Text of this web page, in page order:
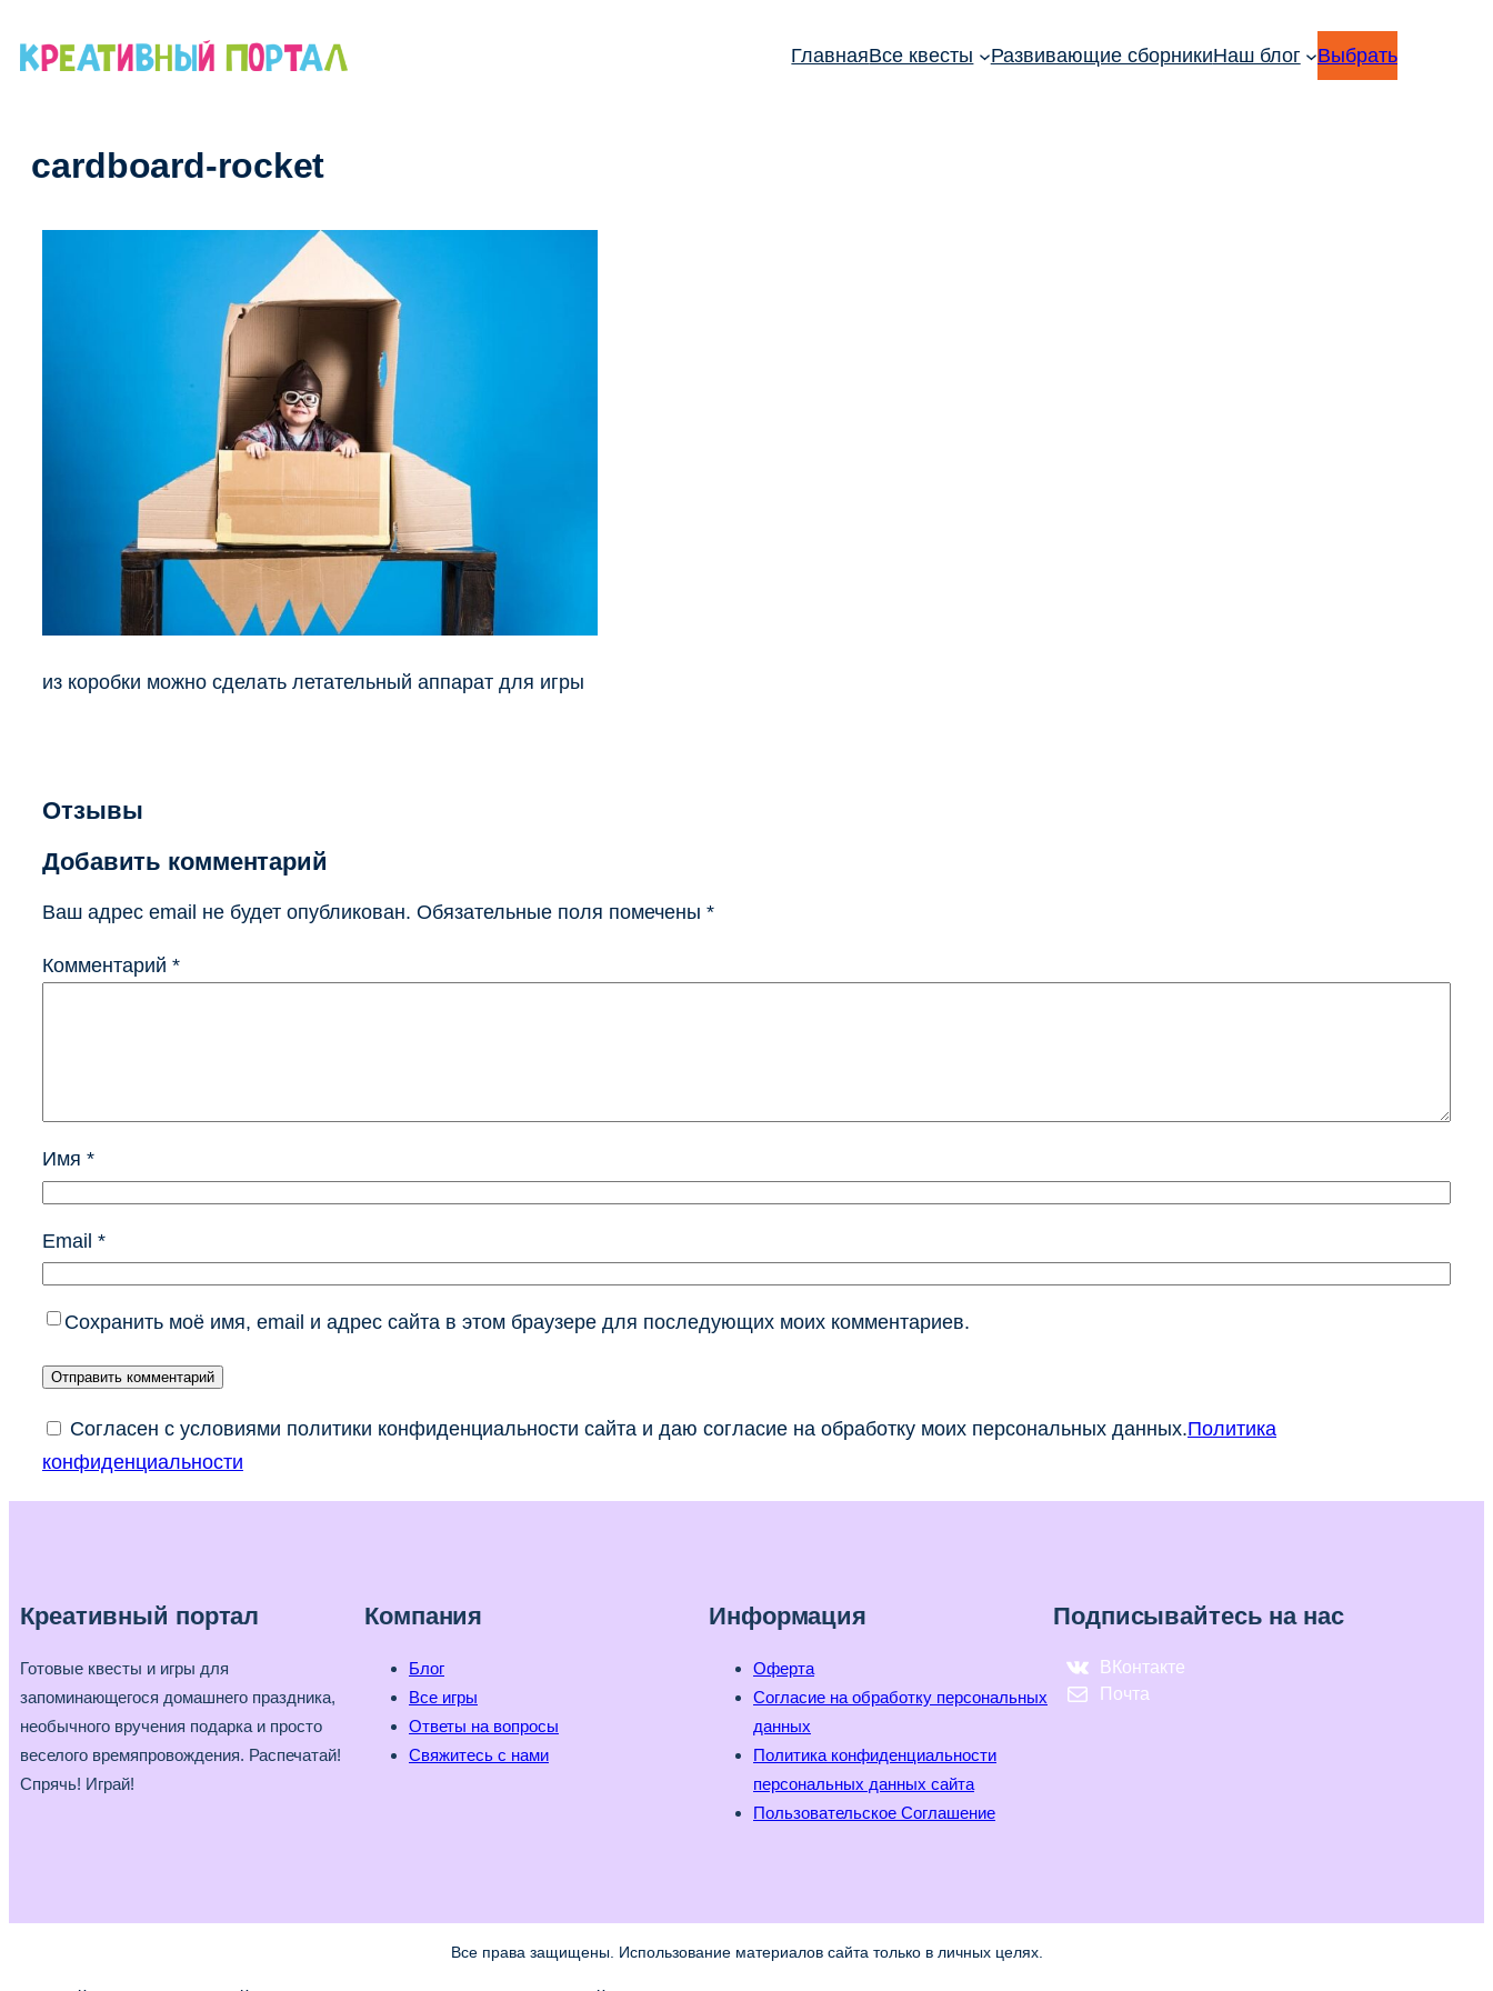
ГлавнаяВсе квесты Развивающие сборникиНаш блог Выбрать
cardboard-rocket
из коробки можно сделать летательный аппарат для игры
Отзывы
Добавить комментарий
Ваш адрес email не будет опубликован. Обязательные поля помечены *
Комментарий *
Имя *
Email *
Сохранить моё имя, email и адрес сайта в этом браузере для последующих моих комментариев.
Согласен с условиями политики конфиденциальности сайта и даю согласие на обработку моих персональных данных.Политика
конфиденциальности
Креативный портал
Готовые квесты и игры для
запоминающегося домашнего праздника,
необычного вручения подарка и просто
веселого времяпровождения. Распечатай!
Спрячь! Играй!
Компания
Блог
Все игры
Ответы на вопросы
Свяжитесь с нами
Информация
Оферта
Согласие на обработку персональных
данных
Политика конфиденциальности
персональных данных сайта
Пользовательское Соглашение
Подписывайтесь на нас
ВКонтакте
Почта
Все права защищены. Использование материалов сайта только в личных целях.